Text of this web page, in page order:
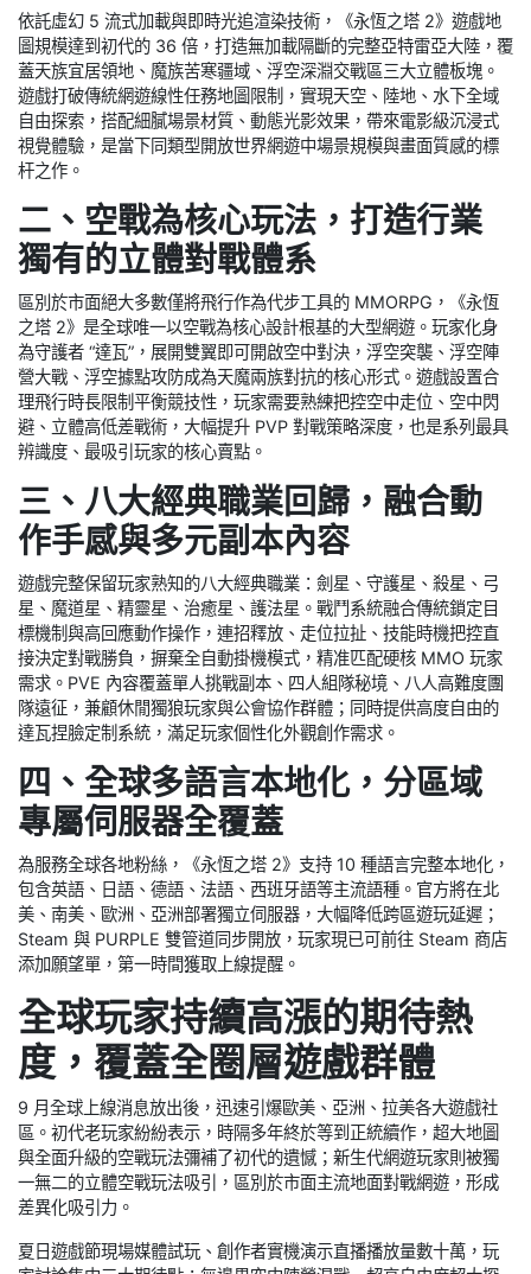
依託虛幻 5 流式加載與即時光追渲染技術，《永恆之塔 2》遊戲地
圖規模達到初代的 36 倍，打造無加載隔斷的完整亞特雷亞大陸，覆
蓋天族宜居領地、魔族苦寒疆域、浮空深淵交戰區三大立體板塊。
遊戲打破傳統網遊線性任務地圖限制，實現天空、陸地、水下全域
自由探索，搭配細膩場景材質、動態光影效果，帶來電影級沉浸式
視覺體驗，是當下同類型開放世界網遊中場景規模與畫面質感的標
杆之作。
二、空戰為核心玩法，打造行業
獨有的立體對戰體系
區別於市面絕大多數僅將飛行作為代步工具的 MMORPG，《永恆
之塔 2》是全球唯一以空戰為核心設計根基的大型網遊。玩家化身
為守護者 “達瓦”，展開雙翼即可開啟空中對決，浮空突襲、浮空陣
營大戰、浮空據點攻防成為天魔兩族對抗的核心形式。遊戲設置合
理飛行時長限制平衡競技性，玩家需要熟練把控空中走位、空中閃
避、立體高低差戰術，大幅提升 PVP 對戰策略深度，也是系列最具
辨識度、最吸引玩家的核心賣點。
三、八大經典職業回歸，融合動
作手感與多元副本內容
遊戲完整保留玩家熟知的八大經典職業：劍星、守護星、殺星、弓
星、魔道星、精靈星、治癒星、護法星。戰鬥系統融合傳統鎖定目
標機制與高回應動作操作，連招釋放、走位拉扯、技能時機把控直
接決定對戰勝負，摒棄全自動掛機模式，精准匹配硬核 MMO 玩家
需求。PVE 內容覆蓋單人挑戰副本、四人組隊秘境、八人高難度團
隊遠征，兼顧休閒獨狼玩家與公會協作群體；同時提供高度自由的
達瓦捏臉定制系統，滿足玩家個性化外觀創作需求。
四、全球多語言本地化，分區域
專屬伺服器全覆蓋
為服務全球各地粉絲，《永恆之塔 2》支持 10 種語言完整本地化，
包含英語、日語、德語、法語、西班牙語等主流語種。官方將在北
美、南美、歐洲、亞洲部署獨立伺服器，大幅降低跨區遊玩延遲；
Steam 與 PURPLE 雙管道同步開放，玩家現已可前往 Steam 商店
添加願望單，第一時間獲取上線提醒。
全球玩家持續高漲的期待熱
度，覆蓋全圈層遊戲群體
9 月全球上線消息放出後，迅速引爆歐美、亞洲、拉美各大遊戲社
區。初代老玩家紛紛表示，時隔多年終於等到正統續作，超大地圖
與全面升級的空戰玩法彌補了初代的遺憾；新生代網遊玩家則被獨
一無二的立體空戰玩法吸引，區別於市面主流地面對戰網遊，形成
差異化吸引力。
夏日遊戲節現場媒體試玩、創作者實機演示直播播放量數十萬，玩